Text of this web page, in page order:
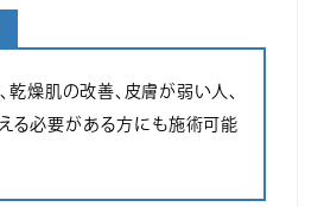
乾燥肌の改善、皮膚が弱い人、
る必要がある方にも施術可能